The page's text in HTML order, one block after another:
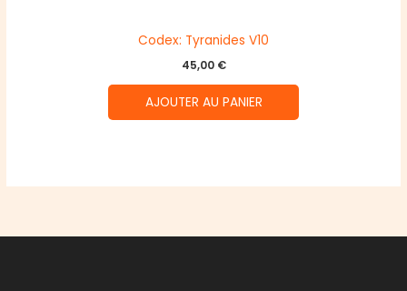
Codex: Tyranides V10
45,00 €
AJOUTER AU PANIER